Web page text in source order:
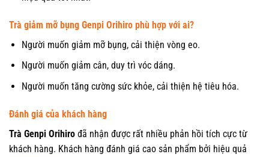
Trà giảm mỡ bụng Genpi Orihiro phù hợp với ai?
Người muốn giảm mỡ bụng, cải thiện vòng eo.
Người muốn giảm cân, duy trì vóc dáng.
Người muốn tăng cường sức khỏe, cải thiện hệ tiêu hóa.
Đánh giá của khách hàng
Trà Genpi Orihiro đã nhận được rất nhiều phản hồi tích cực từ
khách hàng. Khách hàng đánh giá cao sản phẩm bởi hiệu quả